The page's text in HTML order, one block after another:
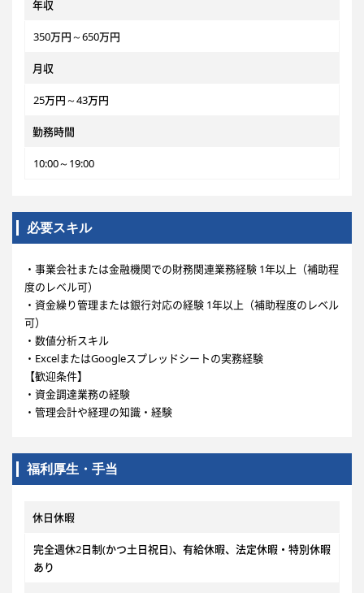
年収
350万円～650万円
月収
25万円～43万円
勤務時間
10:00～19:00
必要スキル
・事業会社または金融機関での財務関連業務経験 1年以上（補助程
度のレベル可）
・資金繰り管理または銀行対応の経験 1年以上（補助程度のレベル
可）
・数値分析スキル
・ExcelまたはGoogleスプレッドシートの実務経験
【歓迎条件】
・資金調達業務の経験
・管理会計や経理の知識・経験
福利厚生・手当
休日休暇
完全週休2日制(かつ土日祝日)、有給休暇、法定休暇・特別休暇
あり